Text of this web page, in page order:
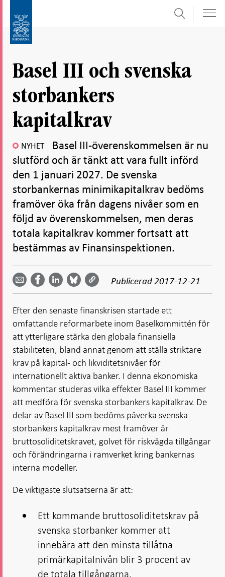
direkt
undersidor
Sök
Basel III och svenska
storbankers
kapitalkrav
NYHET
Basel III-överenskommelsen är nu
slutförd och är tänkt att vara fullt införd
den 1 januari 2027. De svenska
storbankernas minimikapitalkrav bedöms
framöver öka från dagens nivåer som en
följd av överenskommelsen, men deras
totala kapitalkrav kommer fortsatt att
bestämmas av Finansinspektionen.
Dela
email -
Öppnas
i ny flik
Dela på
Facebook
- Öppnas
Dela på
LinkedIn
-
Öppnas
i ny flik
på
Bluesky
-
i ny flik
på
Twitter
-
i ny flik
Publicerad 2017-12-21
Efter den senaste finanskrisen startade ett
omfattande reformarbete inom Baselkommittén för
att ytterligare stärka den globala finansiella
stabiliteten, bland annat genom att ställa striktare
krav på kapital- och likviditetsnivåer för
internationellt aktiva banker. I denna ekonomiska
kommentar studeras vilka effekter Basel III kommer
att medföra för svenska storbankers kapitalkrav. De
delar av Basel III som bedöms påverka svenska
storbankers kapitalkrav mest framöver är
bruttosoliditetskravet, golvet för riskvägda tillgångar
och förändringarna i ramverket kring bankernas
interna modeller.
De viktigaste slutsatserna är att:
Ett kommande bruttosoliditetskrav på
svenska storbanker kommer att
innebära att den minsta tillåtna
primärkapitalnivån blir 3 procent av
de totala tillgångarna.